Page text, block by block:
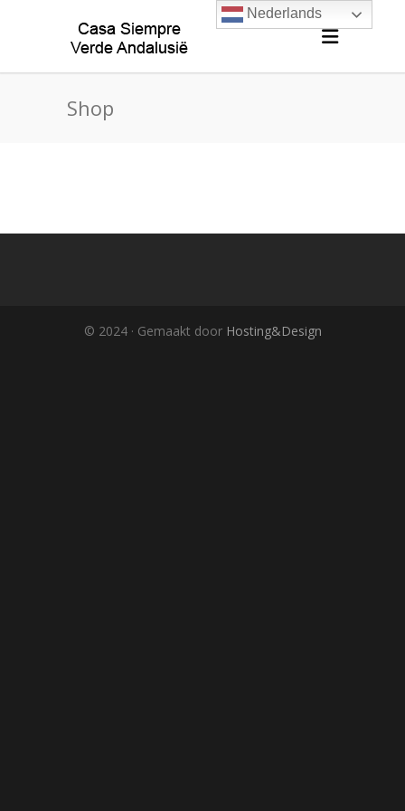
Shop
© 2024 · Gemaakt door Hosting&Design
Nederlands